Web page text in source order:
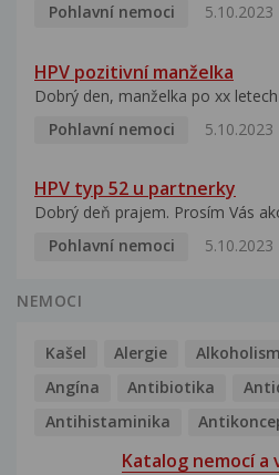
Pohlavní nemoci
5.10.2023
HPV pozitivní manželka
Dobrý den, manželka po xx
Pohlavní nemoci
5.10.2023
HPV typ 52 u partnerky
Dobrý deň prajem. Prosím Vás
Pohlavní nemoci
5.10.2023
NEMOCI
Kašel Alergie
Angína
Antibiotika
Antihistaminika
Katalog nemocí